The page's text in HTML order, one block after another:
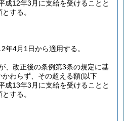
成12年3月に支給を受けることと
する。
年4月1日から適用する。
、改正後の条例第3条の規定に基
わらず、その超える額(以下
成13年3月に支給を受けることと
する。